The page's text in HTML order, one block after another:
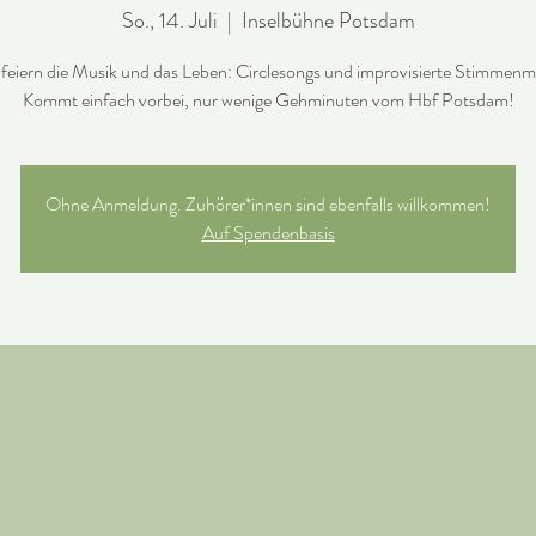
So., 14. Juli
  |
Inselbühne Potsdam
die Musik und das Leben: Circlesongs und improvisierte
Kommt einfach vorbei, nur wenige Gehminuten vom Hbf Potsdam!
Ohne Anmeldung. Zuhörer*innen sind ebenfalls willkommen!
Auf Spendenbasis